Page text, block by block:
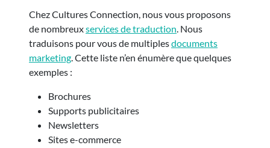
Chez Cultures Connection, nous vous proposons
de nombreuxservices de traduction. Nous
traduisons pour vous de multiplesdocuments
marketing. Cette liste n’en énumère que quelques
exemples :
Brochures
Supports publicitaires
Newsletters
Sites e-commerce